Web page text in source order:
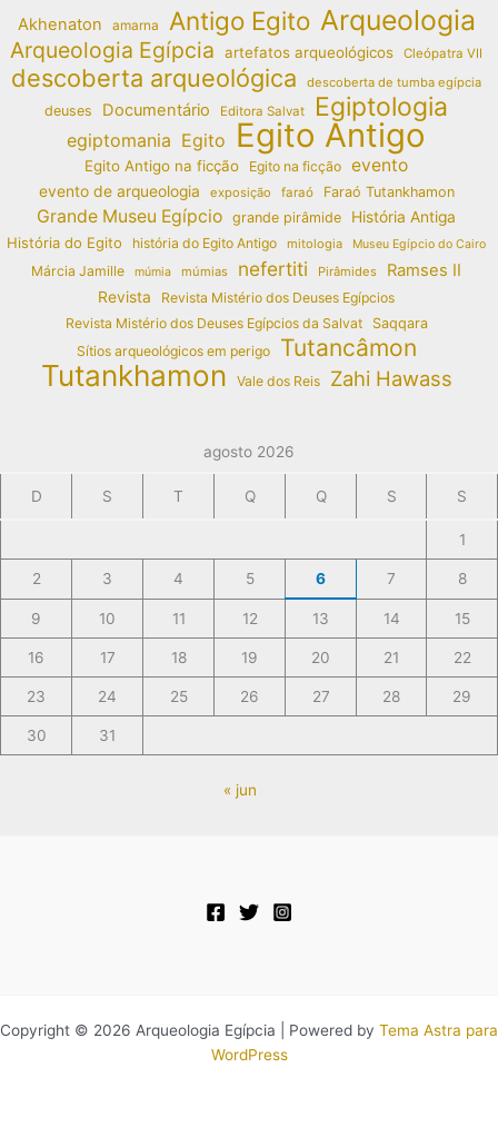
Akhenaton amarna Antigo Egito Arqueologia
Arqueologia Egípcia artefatos arqueológicos Cleópatra VII
descoberta arqueológica descoberta de tumba egípcia
deuses Documentário Editora Salvat Egiptologia
egiptomania Egito Egito Antigo
Egito Antigo na ficção Egito na ficção evento
evento de arqueologia exposição faraó Faraó Tutankhamon
Grande Museu Egípcio grande pirâmide
História Antiga
História do Egito
história do Egito Antigo mitologia Museu Egípcio do Cairo
Márcia Jamille múmia múmias nefertiti Pirâmides Ramses II
Revista
Revista Mistério dos Deuses Egípcios
Revista Mistério dos Deuses Egípcios da Salvat
Saqqara
Sítios arqueológicos em perigo
Tutancâmon
Tutankhamon Vale dos Reis Zahi Hawass
agosto 2026
D S T Q Q S S
1
2 3 4 5 6 7 8
9 10 11 12 13 14 15
16 17 18 19 20 21 22
23 24 25 26 27 28 29
30 31
« jun
Copyright © 2026 Arqueologia Egípcia | Powered by Tema Astra para
WordPress